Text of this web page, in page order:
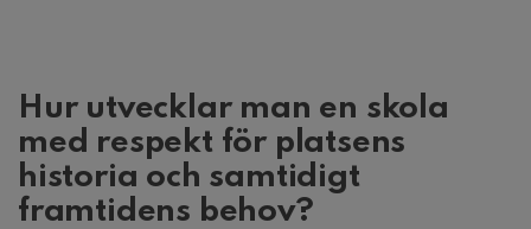
Hur utvecklar man en skola
med respekt för platsens
historia och samtidigt
framtidens behov?